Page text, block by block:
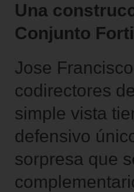
Una
Conjunto
Jose
codirectores
simple vista
defensivo
sorpresa que